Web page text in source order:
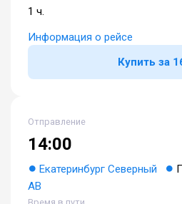
1 ч.
Информация о рейсе
Купить за
Отправление
14:00
Екатеринбург Северный
АВ